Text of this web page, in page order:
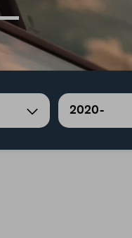
2020-